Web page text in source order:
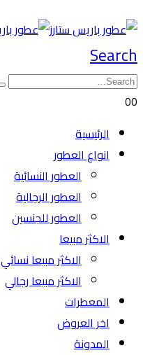
Search
00
الرئيسية
انواع العطور
العطور النسائية
العطور الرجالية
العطور للجنسين
الاكثر مبيعا
الاكثر مبيعا نسائي
الاكثر مبيعا رجالي
المعطرات
اخر العروض
المدونة